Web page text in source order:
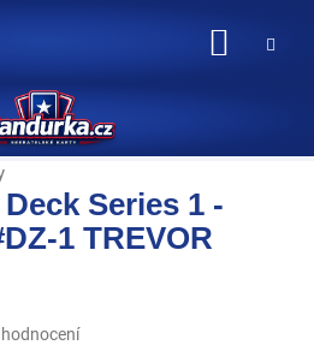
Series 1 -
1 TREVOR